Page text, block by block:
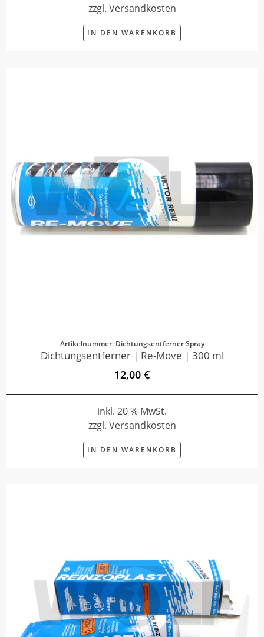
zzgl. Versandkosten
IN DEN WARENKORB
Artikelnummer: Dichtungsentferner Spray
Dichtungsentferner | Re-Move | 300 ml
12,00 €
inkl. 20 % MwSt.
zzgl. Versandkosten
IN DEN WARENKORB